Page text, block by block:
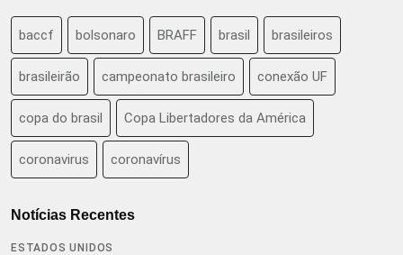
baccf bolsonaro BRAFF brasil brasileiros
brasileirão campeonato brasileiro conexão UF
copa do brasil Copa Libertadores da América
coronavirus coronavírus
Notícias Recentes
ESTADOS UNIDOS